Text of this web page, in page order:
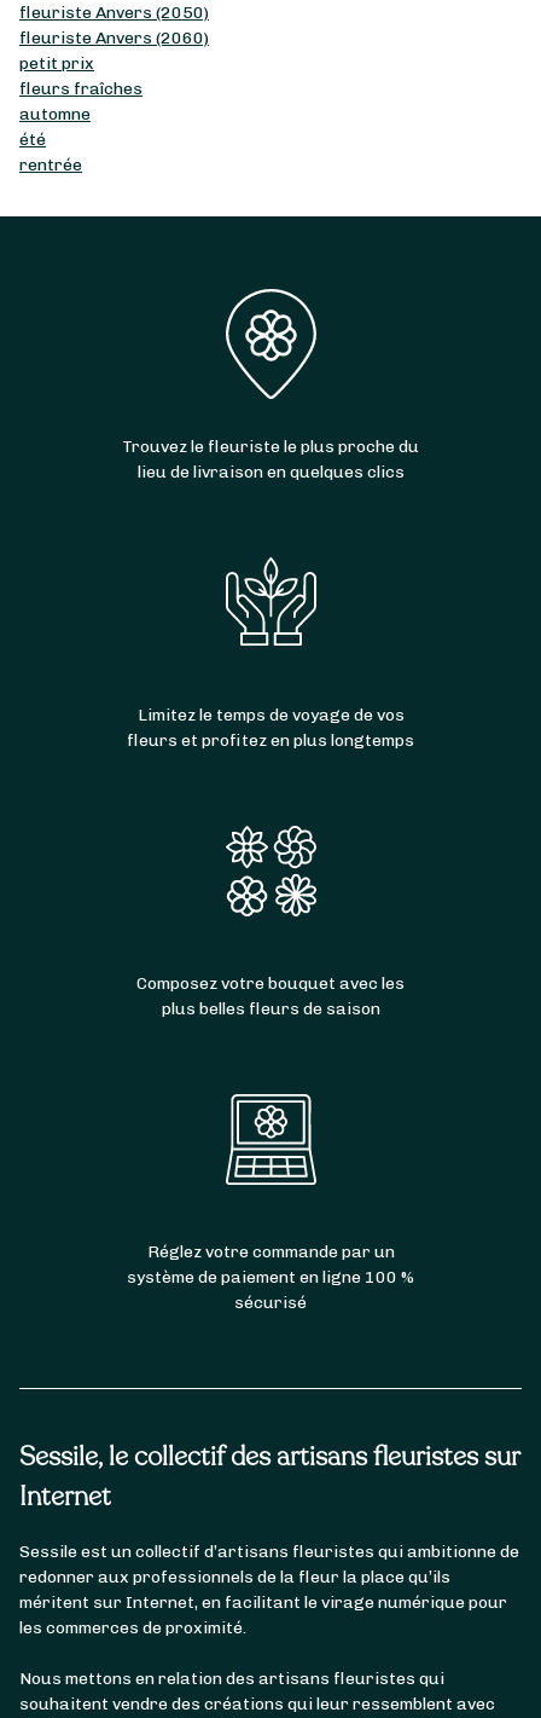
fleuriste Anvers (2050)
fleuriste Anvers (2060)
petit prix
fleurs fraîches
automne
été
rentrée
Sessile, le collectif des artisans fleuristes sur
Internet
Sessile est un collectif d’artisans fleuristes qui ambitionne de
redonner aux professionnels de la fleur la place qu’ils
méritent sur Internet, en facilitant le virage numérique pour
les commerces de proximité.
Nous mettons en relation des artisans fleuristes qui
souhaitent vendre des créations qui leur ressemblent avec
Trouvez le fleuriste le plus proche du
lieu de livraison en quelques clics
Limitez le temps de voyage de vos
fleurs et profitez en plus longtemps
Composez votre bouquet avec les
plus belles fleurs de saison
Réglez votre commande par un
système de paiement en ligne 100 %
sécurisé